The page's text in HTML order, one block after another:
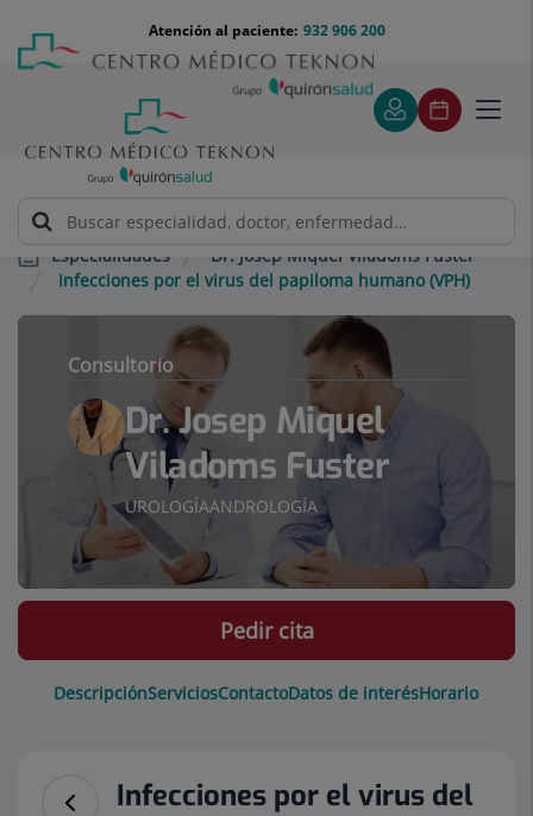
contenido
Menú
teléfono
cabecera
932 906 200
Atención al paciente:
Especialidades
Dr. Josep Miquel Viladoms Fuster
Infecciones por el virus del papiloma humano (VPH)
Consultorio
Dr. Josep Miquel
Viladoms Fuster
UROLOGÍAANDROLOGÍA
DescripciónServiciosContactoDatos de interésHorario
Pedir cita
Infecciones por el virus del